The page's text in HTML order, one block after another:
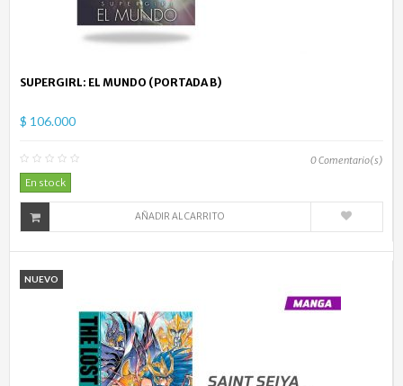
SUPERGIRL: EL MUNDO (PORTADA B)
$ 106.000
0Comentario(s)
En stock
AÑADIR AL CARRITO
NUEVO